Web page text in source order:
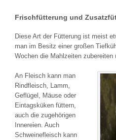
Frischfütterung und
Diese Art der Fütterung ist meist
man im Besitz einer großen
Wochen die Mahlzeiten zubereiten
An Fleisch kann man
Rindfleisch, Lamm,
Geflügel, Mäuse oder
Eintagsküken füttern,
auch die zugehörigen
Innereien. Auch
Schweinefleisch kann